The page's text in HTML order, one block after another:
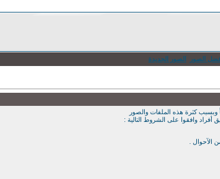
الصور
الصور الجديدة
وبسبب كثرة هذه الملفات والصور
وافقوا على الشروط التالية :